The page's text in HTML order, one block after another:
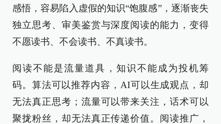
感悟，容易陷入虚假的知识“饱腹感”，逐渐丧失
独立思考、审美鉴赏与深度阅读的能力，变得
不愿读书、不会读书、不真读书。
阅读不能是流量道具，知识不能成为投机筹
码。算法可以推荐内容，AI可以生成观点，却
无法真正思考；流量可以带来关注，话术可以
聚拢粉丝，却无法真正传递价值。阅读推广，